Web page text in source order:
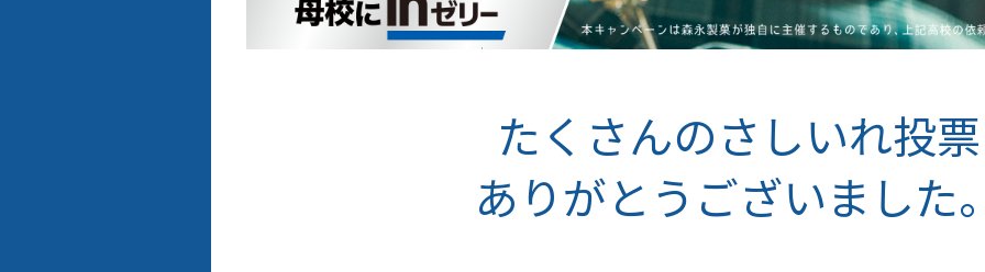
たくさんのさしいれ投票
ありがとうございました